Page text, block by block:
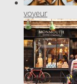
voyeur